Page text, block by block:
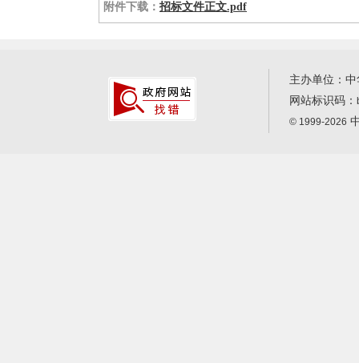
附件下载： 招标文件正文.pdf
主办单位：
网站标识码：
© 1999-2026